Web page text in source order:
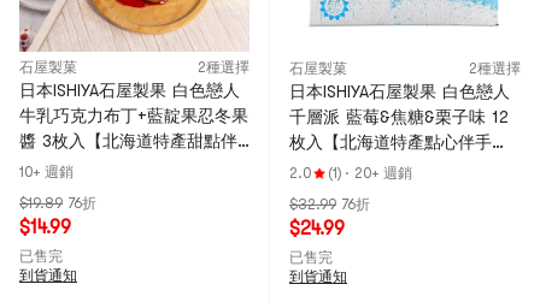
石屋製菓 2種選擇
日本ISHIYA石屋製果 白色戀人
牛乳巧克力布丁+藍靛果忍冬果
醬 3枚入【北海道特產甜點伴
手禮】
10+ 週銷
$19.89 76折
$14.99
已售完
到貨通知
石屋製菓 2種選擇
日本ISHIYA石屋製果 白色戀人
千層派 藍莓&焦糖&栗子味 12
枚入【北海道特產點心伴手
禮】
2.0 (1) · 20+ 週銷
$32.99 76折
$24.99
已售完
到貨通知